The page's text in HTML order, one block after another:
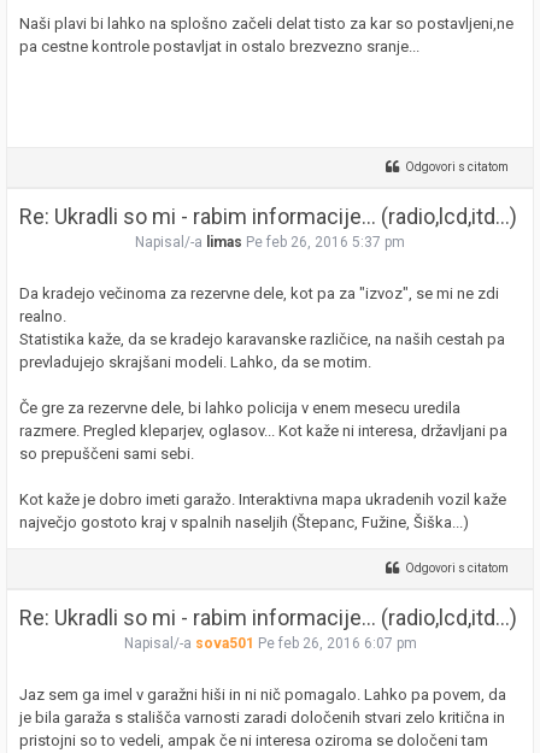
Naši plavi bi lahko na splošno začeli delat tisto za kar so postavljeni,ne
pa cestne kontrole postavljat in ostalo brezvezno sranje...
Odgovori s citatom
Re: Ukradli so mi - rabim informacije... (radio,lcd,itd...)
Napisal/-a limas Pe feb 26, 2016 5:37 pm
Da kradejo večinoma za rezervne dele, kot pa za "izvoz", se mi ne zdi
realno.
Statistika kaže, da se kradejo karavanske različice, na naših cestah pa
prevladujejo skrajšani modeli. Lahko, da se motim.
Če gre za rezervne dele, bi lahko policija v enem mesecu uredila
razmere. Pregled kleparjev, oglasov... Kot kaže ni interesa, državljani pa
so prepuščeni sami sebi.
Kot kaže je dobro imeti garažo. Interaktivna mapa ukradenih vozil kaže
največjo gostoto kraj v spalnih naseljih (Štepanc, Fužine, Šiška...)
Odgovori s citatom
Re: Ukradli so mi - rabim informacije... (radio,lcd,itd...)
Napisal/-a sova501 Pe feb 26, 2016 6:07 pm
Jaz sem ga imel v garažni hiši in ni nič pomagalo. Lahko pa povem, da
je bila garaža s stališča varnosti zaradi določenih stvari zelo kritična in
pristojni so to vedeli, ampak če ni interesa oziroma se določeni tam